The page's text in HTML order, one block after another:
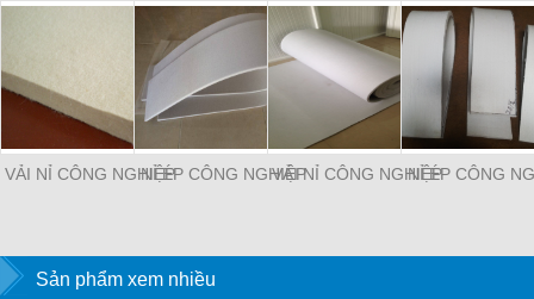
VẢI NỈ CÔNG NGHIỆPNỈ ÉP CÔNG NGHIỆPVẢI NỈ CÔNG NGHIỆPNỈ ÉP CÔNG
Sản phẩm xem nhiều